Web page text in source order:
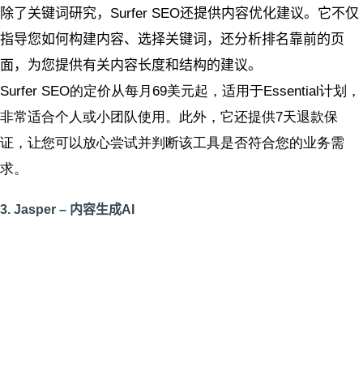
除了关键词研究，Surfer SEO还提供内容优化建议。它不仅
指导您如何构建内容、选择关键词，还分析排名靠前的页
面，为您提供有关内容长度和结构的建议。
Surfer SEO的定价从每月69美元起，适用于Essential计划，
非常适合个人或小团队使用。此外，它还提供7天退款保
证，让您可以放心尝试并判断该工具是否符合您的业务需
求。
3. Jasper – 内容生成AI